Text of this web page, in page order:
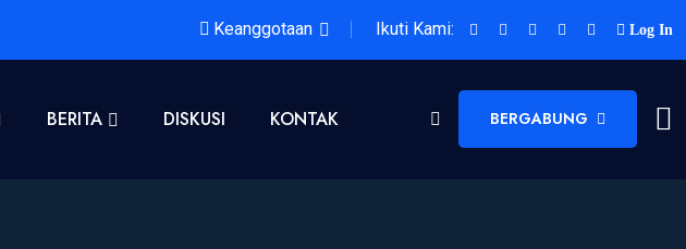
Keanggotaan Ikuti Kami: Log In
BERITA DISKUSI KONTAK BERGABUNG